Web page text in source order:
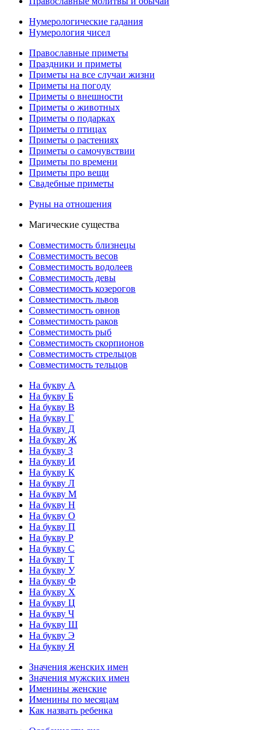
Нумерологические гадания
Нумерология чисел
Православные приметы
Праздники и приметы
Приметы на все случаи жизни
Приметы на погоду
Приметы о внешности
Приметы о животных
Приметы о подарках
Приметы о птицах
Приметы о растениях
Приметы о самочувствии
Приметы по времени
Приметы про вещи
Свадебные приметы
Руны на отношения
Магические существа
Совместимость близнецы
Совместимость весов
Совместимость водолеев
Совместимость девы
Совместимость козерогов
Совместимость львов
Совместимость овнов
Совместимость раков
Совместимость рыб
Совместимость скорпионов
Совместимость стрельцов
Совместимость тельцов
На букву А
На букву Б
На букву В
На букву Г
На букву Д
На букву Ж
На букву З
На букву И
На букву К
На букву Л
На букву М
На букву Н
На букву О
На букву П
На букву Р
На букву С
На букву Т
На букву У
На букву Ф
На букву Х
На букву Ц
На букву Ч
На букву Ш
На букву Э
На букву Я
Значения женских имен
Значения мужских имен
Именины женские
Именины по месяцам
Как назвать ребенка